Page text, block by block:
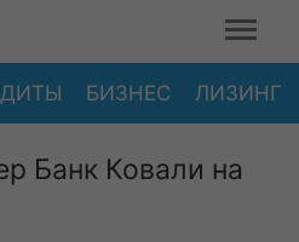
БИЗНЕС ЛИЗИНГ
Банк Ковали на